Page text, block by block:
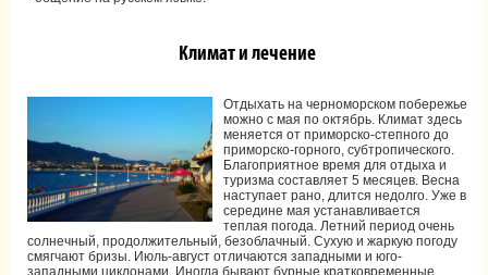
Климат и лечение
Отдыхать на черноморском побережье
можно с мая по октябрь. Климат здесь
меняется от приморско-степного до
приморско-горного, субтропического.
Благоприятное время для отдыха и
туризма составляет 5 месяцев. Весна
наступает рано, длится недолго. Уже в
середине мая устанавливается
теплая погода. Летний период очень
солнечный, продолжительный, безоблачный. Сухую и жаркую погоду
смягчают бризы. Июль-август отличаются западными и юго-
западными циклонами. Иногда бывают бурные кратковременные